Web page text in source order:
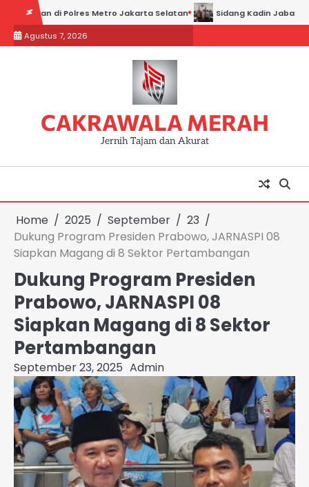
content
Polres Metro Jakarta Selatan Sidang Kadin Jabar vs Kadin
Agustus 7, 2026
CAKRAWALA MERAH
Jernih Tajam dan Akurat
Home 2025 September
23
Dukung Program Presiden Prabowo, JARNASPI 08
Siapkan Magang di 8 Sektor Pertambangan
Dukung Program Presiden
Prabowo, JARNASPI 08
Siapkan Magang di 8 Sektor
Pertambangan
September 23, 2025 Admin